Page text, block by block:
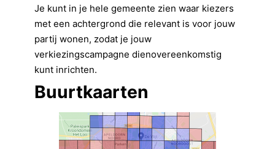
Je kunt in je hele gemeente zien waar kiezers
met een achtergrond die relevant is voor jouw
partij wonen, zodat je jouw
verkiezingscampagne dienovereenkomstig
kunt inrichten.
Buurtkaarten